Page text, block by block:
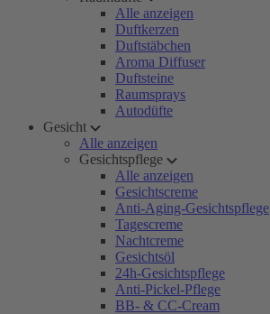
Alle anzeigen
Duftkerzen
Duftstäbchen
Aroma Diffuser
Duftsteine
Raumsprays
Autodüfte
Gesicht
Alle anzeigen
Gesichtspflege
Alle anzeigen
Gesichtscreme
Anti-Aging-Gesichtspflege
Tagescreme
Nachtcreme
Gesichtsöl
24h-Gesichtspflege
Anti-Pickel-Pflege
BB- & CC-Cream